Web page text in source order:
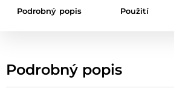
Podrobný popis Použití
Podrobný popis